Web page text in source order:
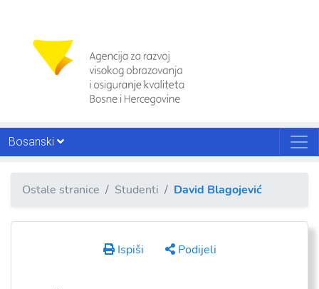
Bosanski
Ostale stranice Studenti David Blagojević
Ispiši Podijeli